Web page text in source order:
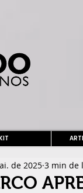
de 2025 3 min de